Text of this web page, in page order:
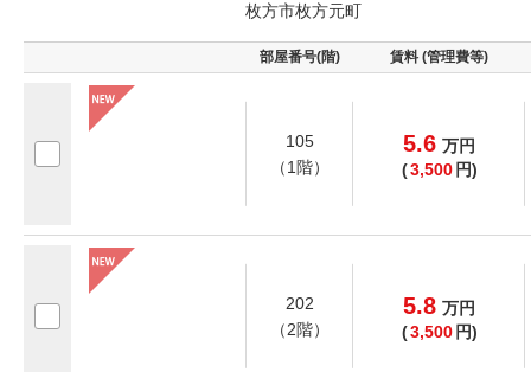
枚方市枚方元町
部屋番号(階) 賃料 (管理費等)
105
（1階）
5.6 万円
(3,500 円)
202
（2階）
5.8 万円
(3,500 円)